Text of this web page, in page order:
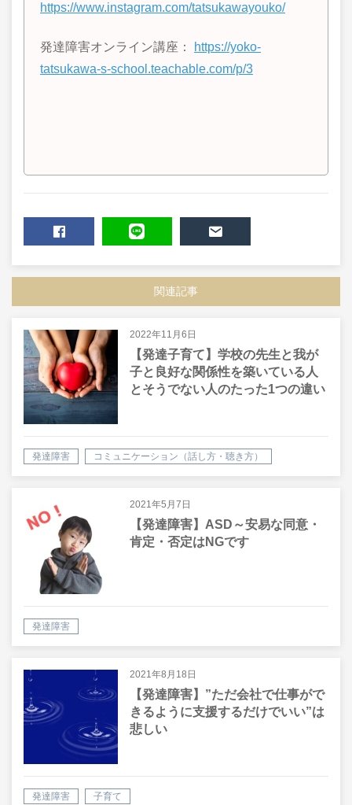
https://www.instagram.com/tatsukawayouko/
発達障害オンライン講座：
https://yoko-
tatsukawa-s-school.teachable.com/p/3
関連記事
2022年11月6日
【発達子育て】学校の先生と我が
子と良好な関係性を築いている人
とそうでない人のたった1つの違い
発達障害 コミュニケーション（話し方・聴き方）
2021年5月7日
【発達障害】ASD～安易な同意・
肯定・否定はNGです
発達障害
2021年8月18日
【発達障害】”ただ会社で仕事がで
きるように支援するだけでいい”は
悲しい
発達障害 子育て